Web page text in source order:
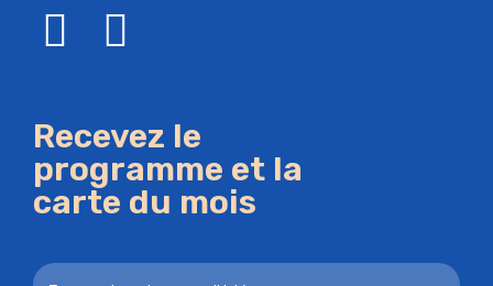
Recevez le
programme et la
carte du mois